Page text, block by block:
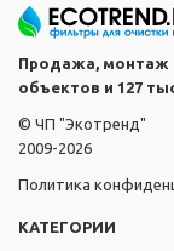
Продажа, монтаж
объектов и 127
© ЧП "Экотренд"
2009-2026
Политика
КАТЕГОРИИ